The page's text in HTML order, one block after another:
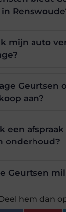
mijn auto
Geurtsen
aan?
een
onderhoud?
Geurtsen
hem dan